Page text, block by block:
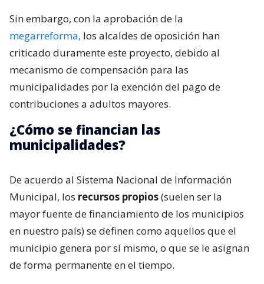
Sin embargo, con la aprobación de la
megarreforma, los alcaldes de oposición han
criticado duramente este proyecto, debido al
mecanismo de compensación para las
municipalidades por la exención del pago de
contribuciones a adultos mayores.
¿Cómo se financian las
municipalidades?
De acuerdo al Sistema Nacional de Información
Municipal, los recursos propios(suelen ser la
mayor fuente de financiamiento de los municipios
en nuestro país) se definen como aquellos que el
municipio genera por sí mismo, o que se le asignan
de forma permanente en el tiempo.